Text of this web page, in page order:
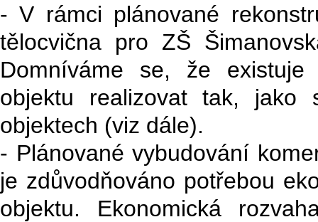
- V rámci plánované
tělocvična pro ZŠ
Domníváme se, že
objektu realizovat tak, jako
objektech (viz dále).
- Plánované vybudování
je zdůvodňováno potřebou
objektu. Ekonomická